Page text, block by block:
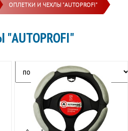
ОПЛЕТКИ И ЧЕХЛЫ "AUTOPROFI"